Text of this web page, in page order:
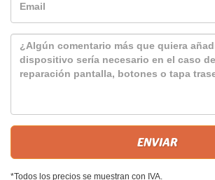
*Todos los precios se muestran con IVA.